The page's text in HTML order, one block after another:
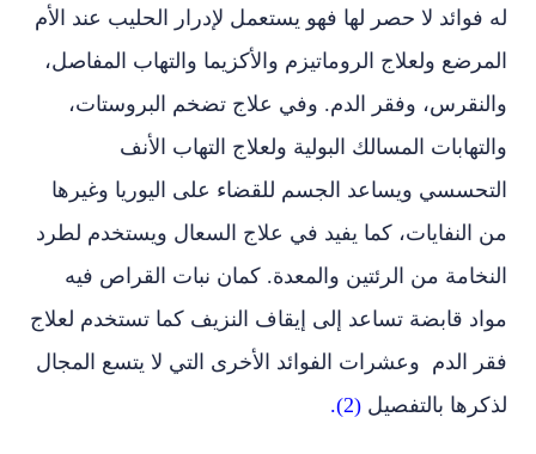
له فوائد لا حصر لها فهو يستعمل لإدرار الحليب عند الأم
المرضع ولعلاج الروماتيزم والأكزيما والتهاب المفاصل،
والنقرس، وفقر الدم. وفي علاج تضخم البروستات،
والتهابات المسالك البولية ولعلاج التهاب الأنف
التحسسي ويساعد الجسم للقضاء على اليوريا وغيرها
من النفايات، كما يفيد في علاج السعال ويستخدم لطرد
النخامة من الرئتين والمعدة. كمان نبات القراص فيه
مواد قابضة تساعد إلى إيقاف النزيف كما تستخدم لعلاج
فقر الدم وعشرات الفوائد الأخرى التي لا يتسع المجال
لذكرها بالتفصيل (2).